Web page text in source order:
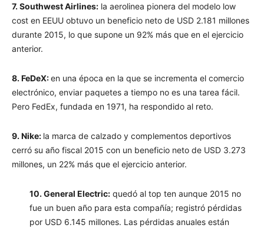
7. Southwest Airlines: la aerolinea pionera del modelo low
cost en EEUU obtuvo un beneficio neto de USD 2.181 millones
durante 2015, lo que supone un 92% más que en el ejercicio
anterior.
8. FeDeX:en una época en la que se incrementa el comercio
electrónico, enviar paquetes a tiempo no es una tarea fácil.
Pero FedEx, fundada en 1971, ha respondido al reto.
9. Nike: la marca de calzado y complementos deportivos
cerró su año fiscal 2015 con un beneficio neto de USD 3.273
millones, un 22% más que el ejercicio anterior.
10. General Electric: quedó al top ten aunque 2015 no
fue un buen año para esta compañía; registró pérdidas
por USD 6.145 millones. Las pérdidas anuales están